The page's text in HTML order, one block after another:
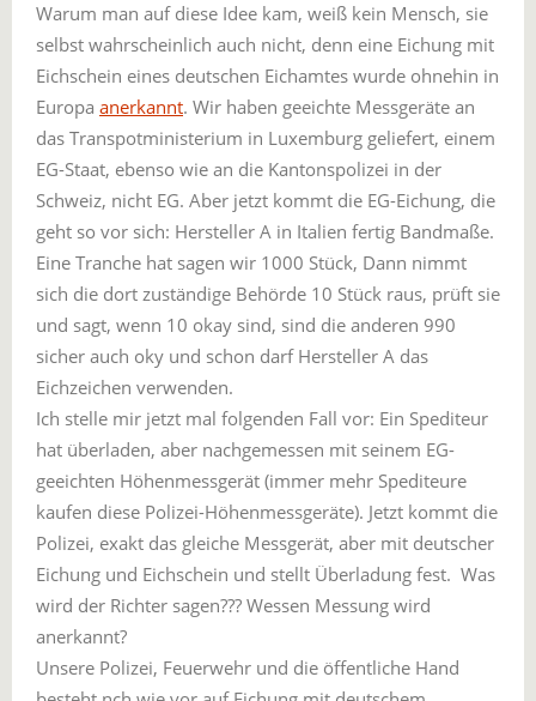
Warum man auf diese Idee kam, weiß kein Mensch, sie
selbst wahrscheinlich auch nicht, denn eine Eichung mit
Eichschein eines deutschen Eichamtes wurde ohnehin in
Europa anerkannt. Wir haben geeichte Messgeräte an
das Transpotministerium in Luxemburg geliefert, einem
EG-Staat, ebenso wie an die Kantonspolizei in der
Schweiz, nicht EG. Aber jetzt kommt die EG-Eichung, die
geht so vor sich: Hersteller A in Italien fertig Bandmaße.
Eine Tranche hat sagen wir 1000 Stück, Dann nimmt
sich die dort zuständige Behörde 10 Stück raus, prüft sie
und sagt, wenn 10 okay sind, sind die anderen 990
sicher auch oky und schon darf Hersteller A das
Eichzeichen verwenden.
Ich stelle mir jetzt mal folgenden Fall vor: Ein Spediteur
hat überladen, aber nachgemessen mit seinem EG-
geeichten Höhenmessgerät (immer mehr Spediteure
kaufen diese Polizei-Höhenmessgeräte). Jetzt kommt die
Polizei, exakt das gleiche Messgerät, aber mit deutscher
Eichung und Eichschein und stellt Überladung fest. Was
wird der Richter sagen??? Wessen Messung wird
anerkannt?
Unsere Polizei, Feuerwehr und die öffentliche Hand